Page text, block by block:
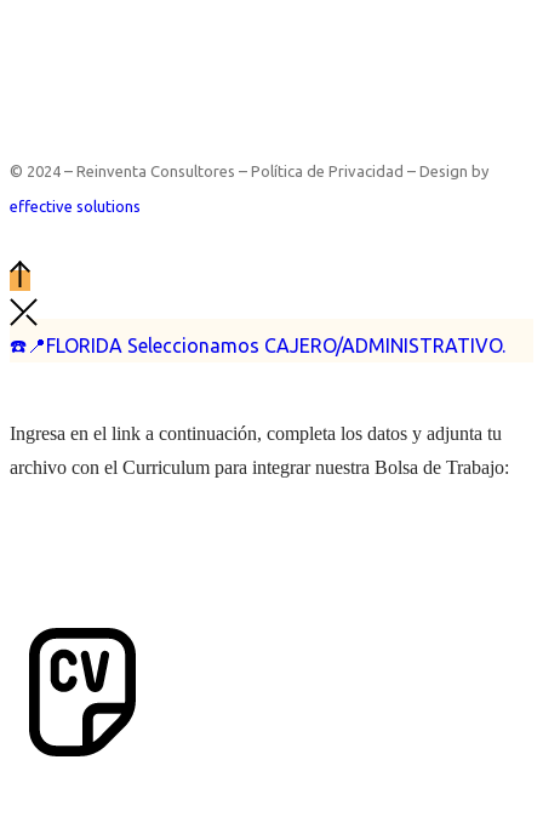
☎️📍FLORIDA Seleccionamos CAJERO/ADMINISTRATIVO.
© 2024 – Reinventa Consultores – Política de Privacidad – Design by
effective solutions
Ingresa en el link a continuación, completa los datos y adjunta tu
archivo con el Curriculum para integrar nuestra Bolsa de Trabajo: